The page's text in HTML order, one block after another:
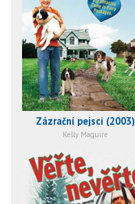
Zázrační pejsci (2003)
Kelly Maguire